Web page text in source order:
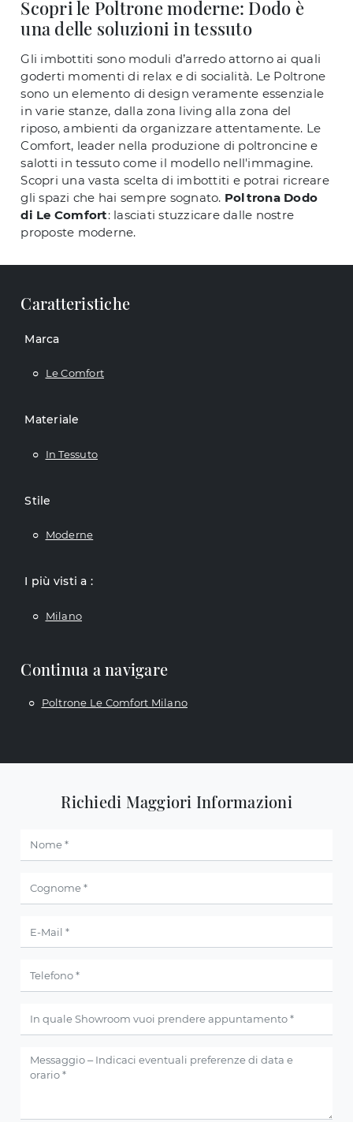
Scopri le Poltrone moderne: Dodo è
una delle soluzioni in tessuto
Gli imbottiti sono moduli d’arredo attorno ai quali
goderti momenti di relax e di socialità. Le Poltrone
sono un elemento di design veramente essenziale
in varie stanze, dalla zona living alla zona del
riposo, ambienti da organizzare attentamente. Le
Comfort, leader nella produzione di poltroncine e
salotti in tessuto come il modello nell'immagine.
Scopri una vasta scelta di imbottiti e potrai ricreare
gli spazi che hai sempre sognato. Poltrona Dodo
di Le Comfort: lasciati stuzzicare dalle nostre
proposte moderne.
Caratteristiche
Marca
Le Comfort
Materiale
In Tessuto
Stile
Moderne
I più visti a :
Milano
Continua a navigare
Poltrone Le Comfort Milano
Richiedi Maggiori Informazioni